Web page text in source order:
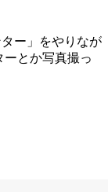
ー」をやりなが
ーとか写真撮っ